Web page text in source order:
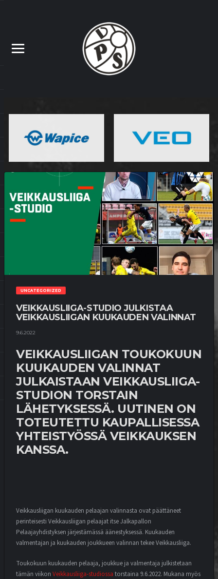
UNCATEGORIZED
VEIKKAUSLIIGA-STUDIO JULKISTAA
VEIKKAUSLIIGAN KUUKAUDEN VALINNAT
9.6.2022
VEIKKAUSLIIGAN TOUKOKUUN
KUUKAUDEN VALINNAT
JULKAISTAAN VEIKKAUSLIIGA-
STUDION TORSTAIN
LÄHETYKSESSÄ. UUTINEN ON
TOTEUTETTU KAUPALLISESSA
YHTEISTYÖSSÄ VEIKKAUKSEN
KANSSA.
Veikkausliigan kuukauden pelaajan valinnasta ovat päättäneet
perinteisesti Veikkausliigan pelaajat itse Jalkapallon
Pelaajayhdistyksen järjestämässä äänestyksessä. Kuukauden
valmentajan ja kuukauden joukkueen valinnan tekee Veikkausliiga.
Toukokuun kuukauden pelaaja, joukkue ja valmentaja julkistetaan
tämän viikon Veikkausliiga-studiossa torstaina 9.6.2022. Mukana myös